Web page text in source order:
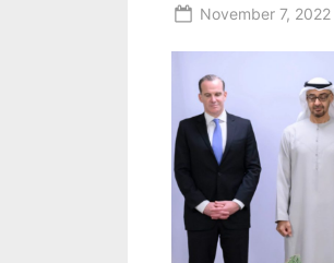
Posted
November 7, 2022